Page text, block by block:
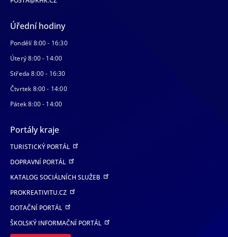
Úřední hodiny
Pondělí 8:00 - 16:30
Úterý 8:00 - 14:00
Středa 8:00 - 16:30
Čtvrtek 8:00 - 14:00
Pátek 8:00 - 14:00
Portály kraje
TURISTICKÝ PORTÁL
DOPRAVNÍ PORTÁL
KATALOG SOCIÁLNÍCH SLUŽEB
PROKREATIVITU.CZ
DOTAČNÍ PORTÁL
ŠKOLSKÝ INFORMAČNÍ PORTÁL